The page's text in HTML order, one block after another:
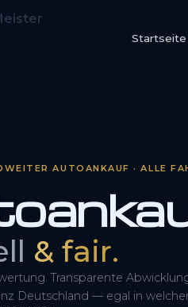
Startseite
AUTOANKAUF · ALLE
& fair.
Transparente
Deutschland — egal in